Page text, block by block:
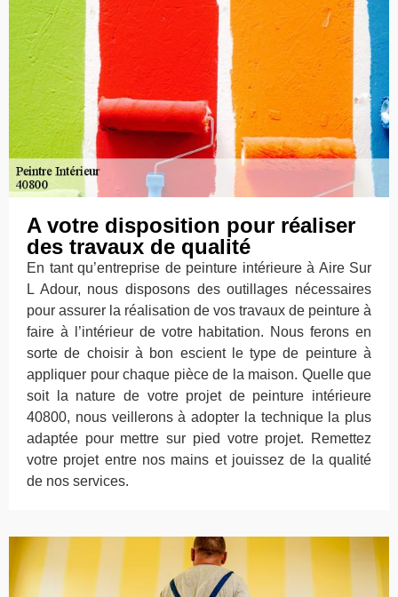
A votre disposition pour réaliser
des travaux de qualité
En tant qu’entreprise de peinture intérieure à Aire Sur
L Adour, nous disposons des outillages nécessaires
pour assurer la réalisation de vos travaux de peinture à
faire à l’intérieur de votre habitation. Nous ferons en
sorte de choisir à bon escient le type de peinture à
appliquer pour chaque pièce de la maison. Quelle que
soit la nature de votre projet de peinture intérieure
40800, nous veillerons à adopter la technique la plus
adaptée pour mettre sur pied votre projet. Remettez
votre projet entre nos mains et jouissez de la qualité
de nos services.